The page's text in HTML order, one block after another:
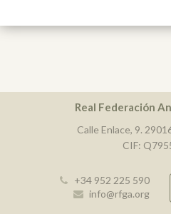
Real Federación
Calle Enlace, 9.
CIF:
+34 952 225 590
info@rfga.org